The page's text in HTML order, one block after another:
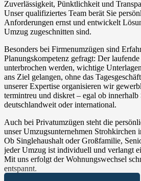
Zuverlässigkeit, Pünktlichkeit und
Unser qualifiziertes Team berät Sie
Anforderungen ernst und entwickelt
Umzug zugeschnitten sind.
Besonders bei Firmenumzügen sind
Planungskompetenz gefragt: Der
unterbrochen werden, wichtige
ans Ziel gelangen, ohne das
unserer Expertise organisieren wir
termintreu und diskret – egal ob innerhalb
deutschlandweit oder international.
Auch bei Privatumzügen steht die
unser Umzugsunternehmen Strohkirchen
Ob Singlehaushalt oder Großfamilie,
jeder Umzug ist individuell und verlangt
Mit uns erfolgt der Wohnungswechsel
entspannt.